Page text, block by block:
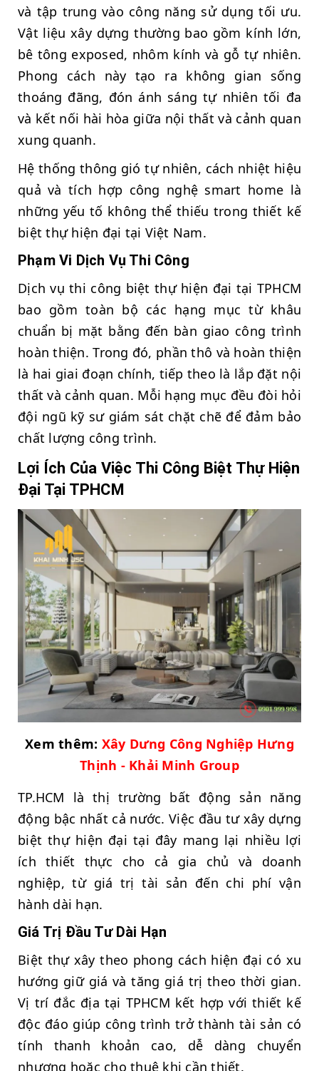
và tập trung vào công năng sử dụng tối ưu.
Vật liệu xây dựng thường bao gồm kính lớn,
bê tông exposed, nhôm kính và gỗ tự nhiên.
Phong cách này tạo ra không gian sống
thoáng đãng, đón ánh sáng tự nhiên tối đa
và kết nối hài hòa giữa nội thất và cảnh quan
xung quanh.
Hệ thống thông gió tự nhiên, cách nhiệt hiệu
quả và tích hợp công nghệ smart home là
những yếu tố không thể thiếu trong thiết kế
biệt thự hiện đại tại Việt Nam.
Phạm Vi Dịch Vụ Thi Công
Dịch vụ thi công biệt thự hiện đại tại TPHCM
bao gồm toàn bộ các hạng mục từ khâu
chuẩn bị mặt bằng đến bàn giao công trình
hoàn thiện. Trong đó, phần thô và hoàn thiện
là hai giai đoạn chính, tiếp theo là lắp đặt nội
thất và cảnh quan. Mỗi hạng mục đều đòi hỏi
đội ngũ kỹ sư giám sát chặt chẽ để đảm bảo
chất lượng công trình.
Lợi Ích Của Việc Thi Công Biệt Thự Hiện
Đại Tại TPHCM
Xem thêm: Xây Dưng Công Nghiệp Hưng
Thịnh - Khải Minh Group
TP.HCM là thị trường bất động sản năng
động bậc nhất cả nước. Việc đầu tư xây dựng
biệt thự hiện đại tại đây mang lại nhiều lợi
ích thiết thực cho cả gia chủ và doanh
nghiệp, từ giá trị tài sản đến chi phí vận
hành dài hạn.
Giá Trị Đầu Tư Dài Hạn
Biệt thự xây theo phong cách hiện đại có xu
hướng giữ giá và tăng giá trị theo thời gian.
Vị trí đắc địa tại TPHCM kết hợp với thiết kế
độc đáo giúp công trình trở thành tài sản có
tính thanh khoản cao, dễ dàng chuyển
nhượng hoặc cho thuê khi cần thiết.